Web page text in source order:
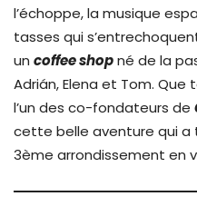
l’échoppe, la musique
tasses qui
un coffee shopné de la
Adrián, Elena et Tom. Que
l’un des co-fondateurs de
cette belle aventure qui
3ème arrondissement en